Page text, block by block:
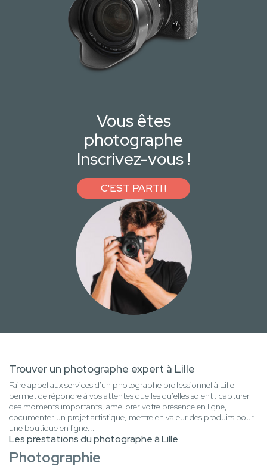
Vous êtes
photographe
Inscrivez-vous !
C'EST PARTI !
Trouver un photographe expert à Lille
Faire appel aux services d'un photographe professionnel à Lille
permet de répondre à vos attentes quelles qu'elles soient : capturer
des moments importants, améliorer votre présence en ligne,
documenter un projet artistique, mettre en valeur des produits pour
une boutique en ligne...
Les prestations du photographe à Lille
Photographie